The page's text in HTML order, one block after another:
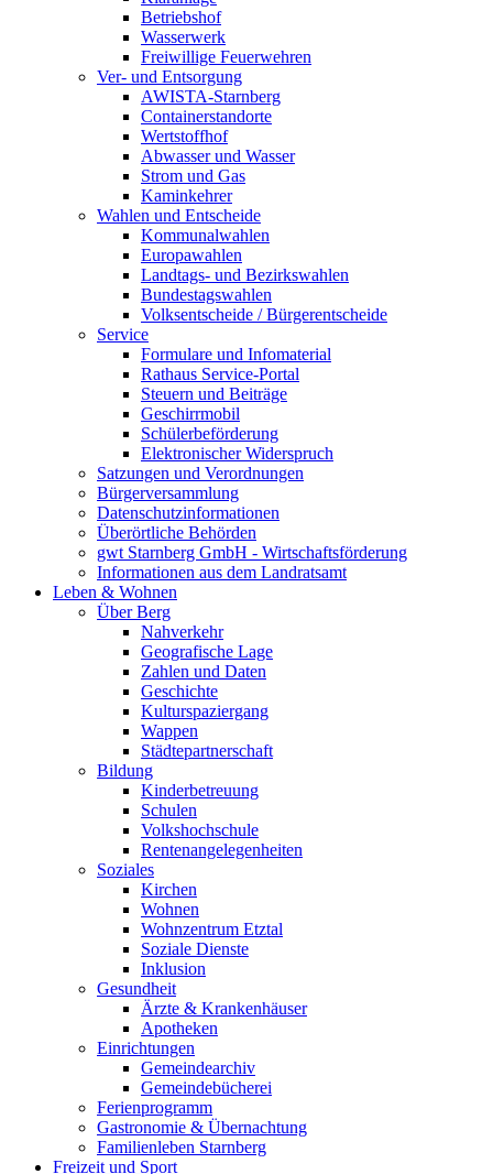
Betriebshof
Wasserwerk
Freiwillige Feuerwehren
Ver- und Entsorgung
AWISTA-Starnberg
Containerstandorte
Wertstoffhof
Abwasser und Wasser
Strom und Gas
Kaminkehrer
Wahlen und Entscheide
Kommunalwahlen
Europawahlen
Landtags- und Bezirkswahlen
Bundestagswahlen
Volksentscheide / Bürgerentscheide
Service
Formulare und Infomaterial
Rathaus Service-Portal
Steuern und Beiträge
Geschirrmobil
Schülerbeförderung
Elektronischer Widerspruch
Satzungen und Verordnungen
Bürgerversammlung
Datenschutzinformationen
Überörtliche Behörden
gwt Starnberg GmbH - Wirtschaftsförderung
Informationen aus dem Landratsamt
Leben & Wohnen
Über Berg
Nahverkehr
Geografische Lage
Zahlen und Daten
Geschichte
Kulturspaziergang
Wappen
Städtepartnerschaft
Bildung
Kinderbetreuung
Schulen
Volkshochschule
Rentenangelegenheiten
Soziales
Kirchen
Wohnen
Wohnzentrum Etztal
Soziale Dienste
Inklusion
Gesundheit
Ärzte & Krankenhäuser
Apotheken
Einrichtungen
Gemeindearchiv
Gemeindebücherei
Ferienprogramm
Gastronomie & Übernachtung
Familienleben Starnberg
Freizeit und Sport